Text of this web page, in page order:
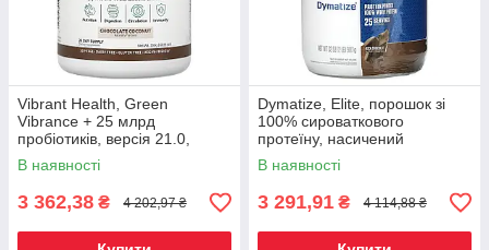
Vibrant Health, Green
Vibrance + 25 млрд
пробіотиків, версія 21.0,
шоколад і кокос, 350 г (12,35
унції), Київ
В наявності
3 362,38 ₴ 4 202,97 ₴
Dymatize, Elite, порошок зі
100% сироваткового
протеїну, насичений
шоколад, 907 г (2 фунти),
Київ
В наявності
3 291,91 ₴ 4 114,88 ₴